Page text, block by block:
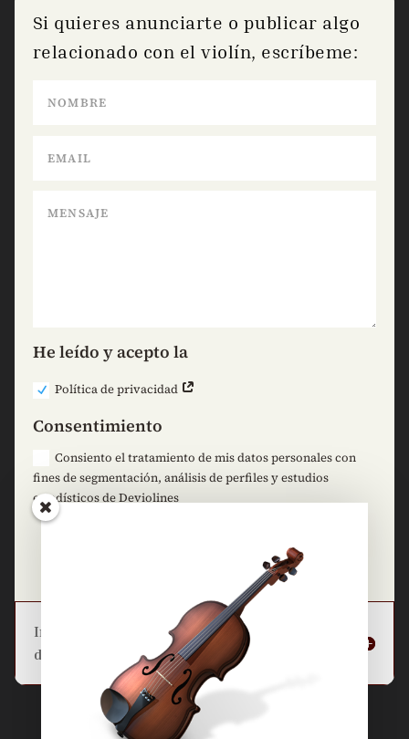
Si quieres anunciarte o publicar algo
relacionado con el violín, escríbeme:
He leído y acepto la
Política de privacidad
Consentimiento
Consiento el tratamiento de mis datos personales con
fines de segmentación, análisis de perfiles y estudios
estadísticos de Deviolines
Información básica sobre la protección
de datos